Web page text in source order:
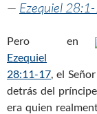
— Ezequiel
Pero en
Ezequiel
28:11-17, el
detrás del
era quien